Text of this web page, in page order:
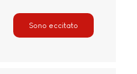
Sono eccitato